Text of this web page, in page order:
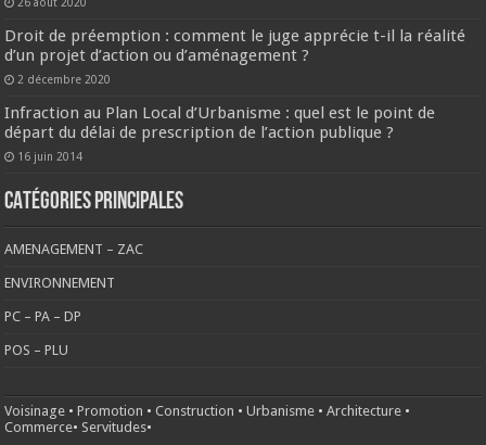
Droit de préemption : comment le juge apprécie t-il la réalité
d’un projet d’action ou d’aménagement ?
2 décembre 2020
Infraction au Plan Local d’Urbanisme : quel est le point de
départ du délai de prescription de l’action publique ?
16 juin 2014
CATÉGORIES PRINCIPALES
AMENAGEMENT – ZAC
ENVIRONNEMENT
PC – PA – DP
POS – PLU
Voisinage •Promotion •Construction •Urbanisme •Architecture •
Commerce• Servitudes•